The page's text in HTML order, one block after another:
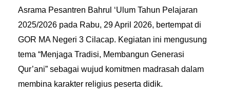
Asrama Pesantren Bahrul ‘Ulum Tahun Pelajaran
2025/2026 pada Rabu, 29 April 2026, bertempat di
GOR MA Negeri 3 Cilacap. Kegiatan ini mengusung
tema “Menjaga Tradisi, Membangun Generasi
Qur’ani” sebagai wujud komitmen madrasah dalam
membina karakter religius peserta didik.